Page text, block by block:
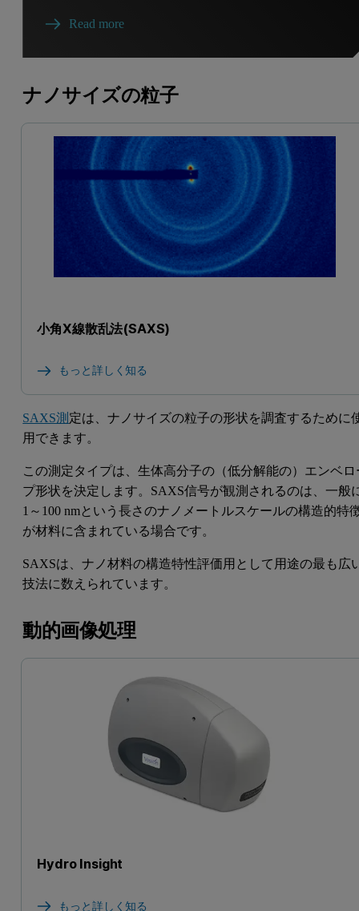
Read more
ナノサイズの粒子
小角X線散乱法(SAXS)
もっと詳しく知る
SAXS測 定は、ナノサイズの粒子の形状を調査するために
用できます。
この測定タイプは、生体高分子の（低分解能の）エンベロ
プ形状を決定します。SAXS信号が観測されるのは、一般
1～100 nmという長さのナノメートルスケールの構造的特
が材料に含まれている場合です。
SAXSは、ナノ材料の構造特性評価用として用途の最も広
技法に数えられています。
動的画像処理
Hydro Insight
もっと詳しく知る